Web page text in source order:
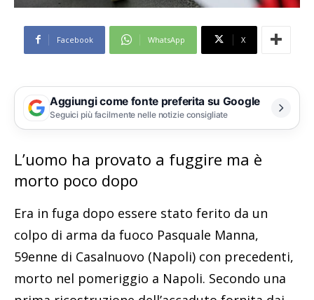
Facebook WhatsApp X
Aggiungi come fonte preferita su Google
Seguici più facilmente nelle notizie consigliate
L’uomo ha provato a fuggire ma è
morto poco dopo
Era in fuga dopo essere stato ferito da un
colpo di arma da fuoco Pasquale Manna,
59enne di Casalnuovo (Napoli) con precedenti,
morto nel pomeriggio a Napoli. Secondo una